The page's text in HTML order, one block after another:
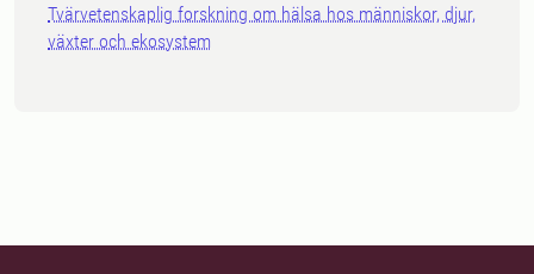
Tvärvetenskaplig forskning om hälsa hos människor, djur,
växter och ekosystem